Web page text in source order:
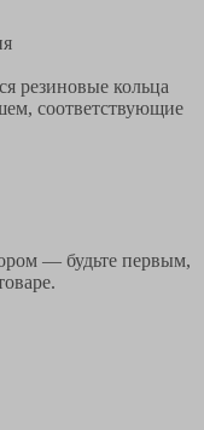
резиновые кольца
соответствующие
— будьте первым,